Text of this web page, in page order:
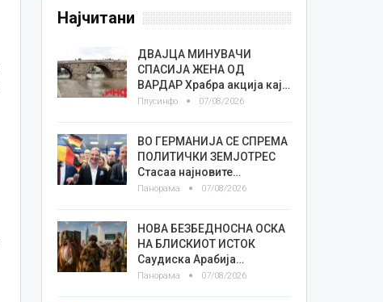
Најчитани
ДВАЈЦА МИНУВАЧИ
СПАСИЈА ЖЕНА ОД
ВАРДАР Храбра акција кај…
Плусинфо 07/08/2026
ВО ГЕРМАНИЈА СЕ СПРЕМА
ПОЛИТИЧКИ ЗЕМЈОТРЕС
Стасаа најновите…
Панорама 07/08/2026
НОВА БЕЗБЕДНОСНА ОСКА
НА БЛИСКИОТ ИСТОК
Саудиска Арабија…
Панорама 07/08/2026